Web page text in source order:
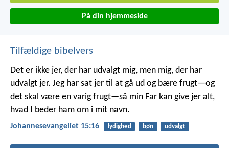
På din hjemmeside
Tilfældige bibelvers
Det er ikke jer, der har udvalgt mig, men mig, der har
udvalgt jer. Jeg har sat jer til at gå ud og bære frugt—og
det skal være en varig frugt—så min Far kan give jer alt,
hvad I beder ham om i mit navn.
Johannesevangeliet 15:16 lydighed bøn udvalgt